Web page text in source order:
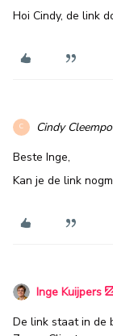
Hoi Cindy, de link
C Cindy
Beste Inge,
Kan je de link
Inge Kuijpers
De link staat in de